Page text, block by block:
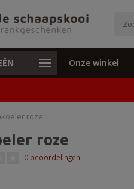
Onze winkel
cadeaus en specials
roze
roze
0 beoordelingen